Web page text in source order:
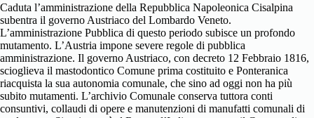
Caduta l’amministrazione della Repubblica Napoleonica Cisalpina
subentra il governo Austriaco del Lombardo Veneto.
L’amministrazione Pubblica di questo periodo subisce un profondo
mutamento. L’Austria impone severe regole di pubblica
amministrazione. Il governo Austriaco, con decreto 12 Febbraio 1816,
scioglieva il mastodontico Comune prima costituito e Ponteranica
riacquista la sua autonomia comunale, che sino ad oggi non ha più
subito mutamenti. L’archivio Comunale conserva tuttora conti
consuntivi, collaudi di opere e manutenzioni di manufatti comunali di